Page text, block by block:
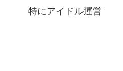
特にアイドル運営